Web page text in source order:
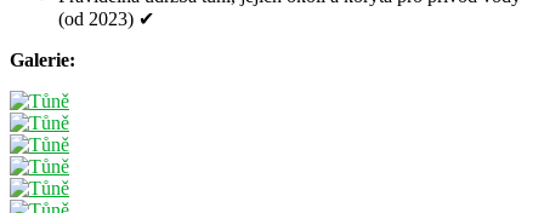
(od 2023) ✔
Galerie: